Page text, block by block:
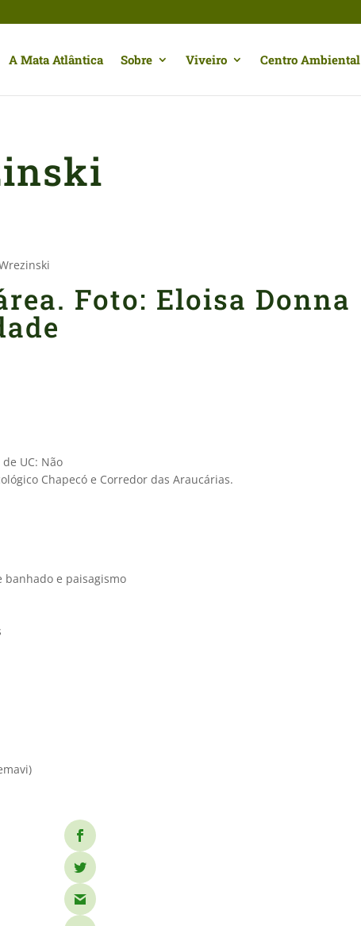
A Mata Atlântica Sobre Viveiro Centro Ambiental
Foto: Eloisa Donna
UC: Não
Chapecó e Corredor das Araucárias.
banhado e paisagismo